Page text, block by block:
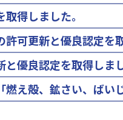
得しました。
可更新と優良認定を
優良認定を取得しまし
え殻、鉱さい、ばい